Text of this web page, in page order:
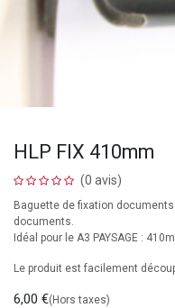
HLP FIX 410mm
(0 avis)
Baguette de fixation
documents.
Idéal pour le A3 PAYSAGE :
Le produit est facilement
6,00 €(Hors taxes)